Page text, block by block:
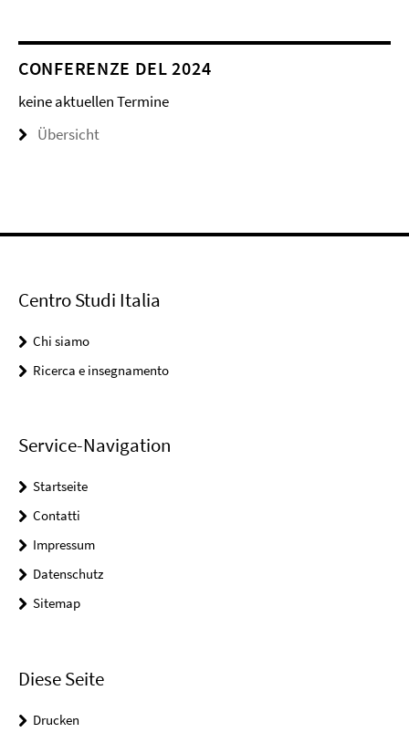
CONFERENZE DEL 2024
keine aktuellen Termine
Übersicht
Centro Studi Italia
Chi siamo
Ricerca e insegnamento
Service-Navigation
Startseite
Contatti
Impressum
Datenschutz
Sitemap
Diese Seite
Drucken